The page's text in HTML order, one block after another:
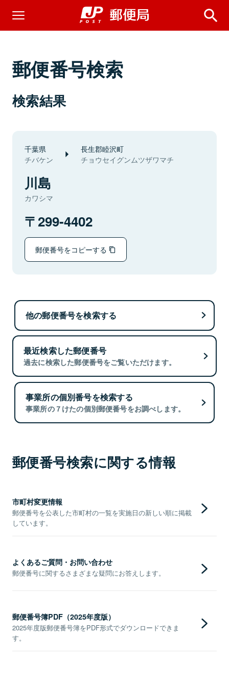
郵便番号検索
検索結果
千葉県
チバケン
長生郡睦沢町
チョウセイグンムツザワマチ
川島
カワシマ
299-4402
郵便番号をコピーする
他の郵便番号を検索する
最近検索した郵便番号
過去に検索した郵便番号をご覧いただけます。
事業所の個別番号を検索する
事業所の７けたの個別郵便番号をお調べします。
郵便番号検索に関する情報
市町村変更情報
郵便番号を公表した市町村の一覧を実施日の新しい順に掲載
しています。
よくあるご質問・お問い合わせ
郵便番号に関するさまざまな疑問にお答えします。
郵便番号簿PDF（2025年度版）
2025年度版郵便番号簿をPDF形式でダウンロードできま
す。